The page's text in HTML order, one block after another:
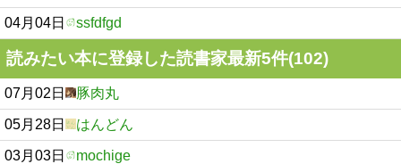
04月04日 ssfdfgd
読みたい本に登録した読書家最新5件(102)
07月02日 豚肉丸
05月28日 はんどん
03月03日 mochige